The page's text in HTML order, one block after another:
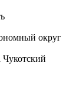
округ
Чукотский